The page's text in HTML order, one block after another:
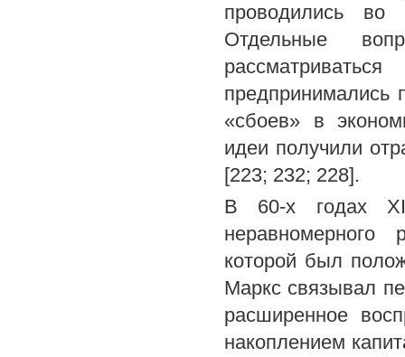
проводились во
Отдельные
предпринимались
«сбоев» в
идеи получили
[223; 232; 228].
В 60-х годах
неравномерного
которой был
Маркс связывал
расширенное
накоплением